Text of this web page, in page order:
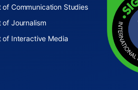
of Communication Studies
of Journalism
of Interactive Media